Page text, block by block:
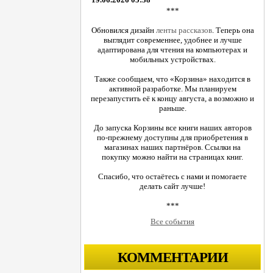
***
Обновился дизайн ленты рассказов. Теперь она
выглядит современнее, удобнее и лучше
адаптирована для чтения на компьютерах и
мобильных устройствах.
Также сообщаем, что «Корзина» находится в
активной разработке. Мы планируем
перезапустить её к концу августа, а возможно и
раньше.
До запуска Корзины все книги наших авторов
по-прежнему доступны для приобретения в
магазинах наших партнёров. Ссылки на
покупку можно найти на страницах книг.
Спасибо, что остаётесь с нами и помогаете
делать сайт лучше!
***
Все события
КОММЕНТАРИИ